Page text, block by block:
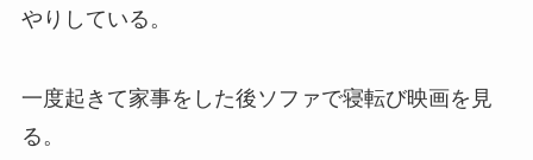
やりしている。
一度起きて家事をした後ソファで寝転び映画を見
る。